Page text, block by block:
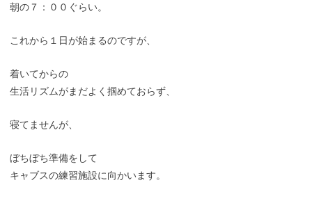
朝の７：００ぐらい。
これから１日が始まるのですが、
着いてからの
生活リズムがまだよく掴めておらず、
寝てませんが、
ぼちぼち準備をして
キャブスの練習施設に向かいます。